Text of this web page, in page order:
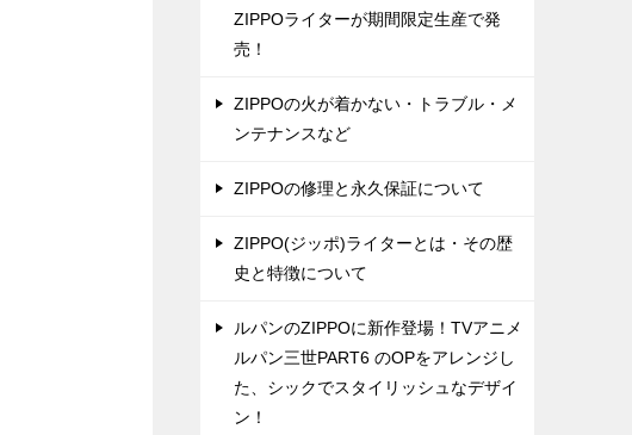
ZIPPOライターが期間限定生産で発
売！
ZIPPOの火が着かない・トラブル・メ
ンテナンスなど
ZIPPOの修理と永久保証について
ZIPPO(ジッポ)ライターとは・その歴
史と特徴について
ルパンのZIPPOに新作登場！TVアニメ
ルパン三世PART6 のOPをアレンジし
た、シックでスタイリッシュなデザイ
ン！